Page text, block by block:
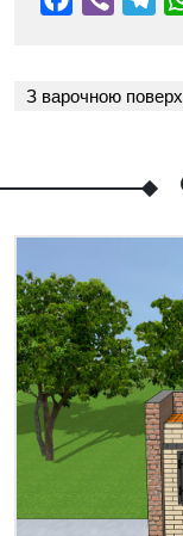
Facebook
Viber
З варочною